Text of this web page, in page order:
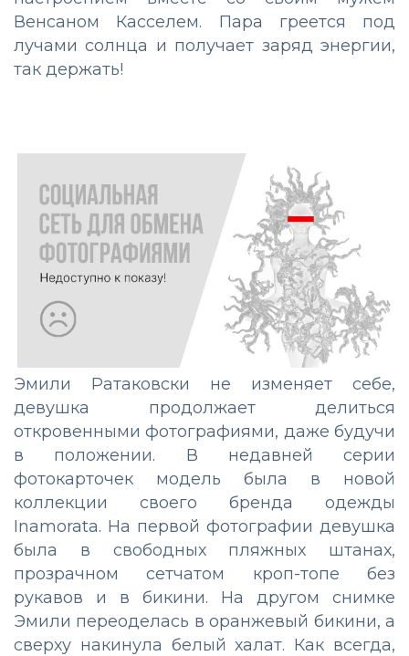
Венсаном Касселем. Пара греется под
лучами солнца и получает заряд энергии,
так держать!
Эмили Ратаковски не изменяет себе,
девушка продолжает делиться
откровенными фотографиями, даже будучи
в положении. В недавней серии
фотокарточек модель была в новой
коллекции своего бренда одежды
Inamorata. На первой фотографии девушка
была в свободных пляжных штанах,
прозрачном сетчатом кроп-топе без
рукавов и в бикини. На другом снимке
Эмили переоделась в оранжевый бикини, а
сверху накинула белый халат. Как всегда,